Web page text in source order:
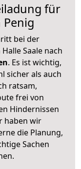
für
bei der
Saale nach
. Es ist wichtig,
sicher als auch
ratsam,
frei von
Hindernissen
haben wir
die Planung,
Sachen